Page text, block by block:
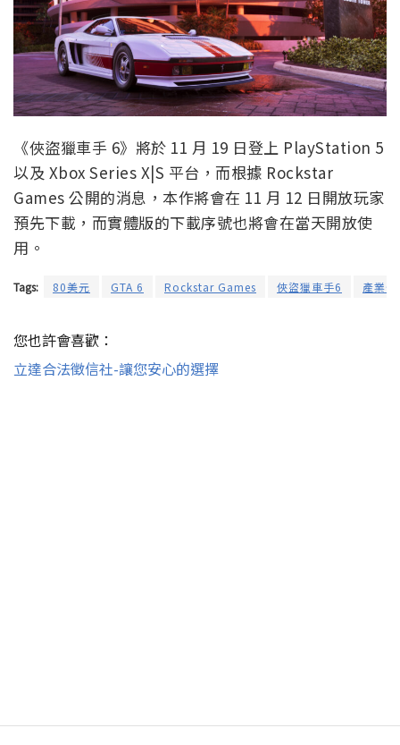
《俠盜獵車手 6》將於 11 月 19 日登上 PlayStation 5
以及 Xbox Series X|S 平台，而根據 Rockstar
Games 公開的消息，本作將會在 11 月 12 日開放玩家
預先下載，而實體版的下載序號也將會在當天開放使
用。
Tags: 80美元 GTA 6 Rockstar Games 俠盜獵車手6 產業分
您也許會喜歡：
立達合法徵信社-讓您安心的選擇